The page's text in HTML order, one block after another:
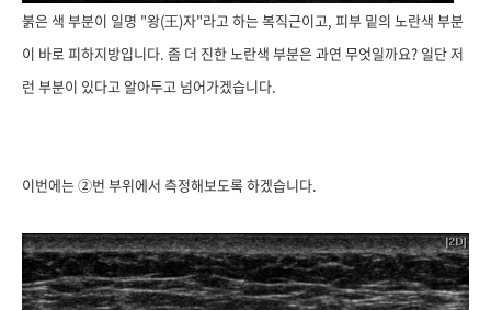
붉은 색 부분이 일명 "왕(王)자"라고 하는 복직근이고, 피부 밑의 노란색 부분
이 바로 피하지방입니다. 좀 더 진한 노란색 부분은 과연 무엇일까요? 일단 저
런 부분이 있다고 알아두고 넘어가겠습니다.
이번에는 ②번 부위에서 측정해보도록 하겠습니다.